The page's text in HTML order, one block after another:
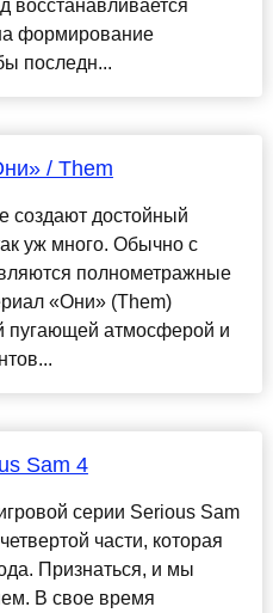
восстанавливается
формирование
последн...
/ Them
создают достойный
уж много. Обычно с
полнометражные
«Они» (Them)
пугающей атмосферой и
Sam 4
серии Serious Sam
части, которая
Признаться, и мы
В свое время